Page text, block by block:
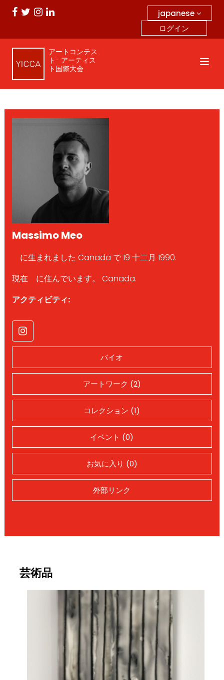
japanese
ログイン
アートコンテス
ト- アーティス
ト国際大会
Massimo Meo
に生まれました Canada で 19 十二月 1990.
現在 に住んでいます。 Canada.
アクティビティ:
バイオ
アートワーク (2)
コレクション (1)
イベント (0)
お気に入り (0)
外部リンク
芸術品